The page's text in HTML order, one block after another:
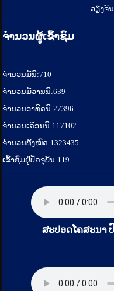
ວຽງຈັ
ຈຳນວນຜູ້ເຂົ້າຊົມ
ຈໍານວນມື້ນີ້:710
ຈໍານວນມື້ວານນີ້:639
ຈໍານວນອາທິດນີ້:27396
ຈໍານວນເດືອນນີ້:117102
ຈຳນວນທັງໝົດ:1323435
ເຂົ້າຊົມຢູ່ປັດຈຸບັນ:119
ສະປອດໂຄສະນາ